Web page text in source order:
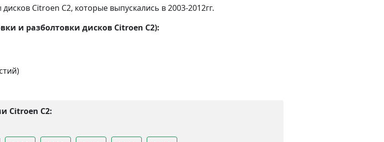
Citroen C2, которые выпускались в 2003-2012гг.
и разболтовки дисков Citroen C2):
Citroen C2: